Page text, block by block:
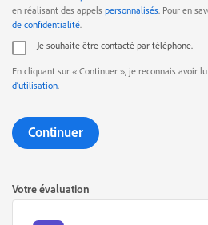
en réalisant des appels personnalisés. Pour en
de confidentialité.
Je souhaite être contacté par téléphone.
En cliquant sur « Continuer », je reconnais avoir
d’utilisation.
Continuer
Votre évaluation